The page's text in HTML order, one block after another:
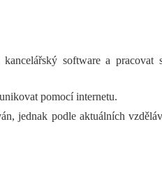
software a pracovat
pomocí internetu.
jednak podle aktuálních